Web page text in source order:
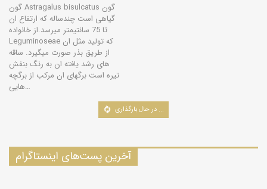
گون Astragalus bisulcatus گون
گیاهی است چندساله كه ارتفاع ان
تا 75 سانتیمتر میرسد.از خانواده
Leguminoseae كه تولید مثل ان
از طریق بذر صورت میگیرد. ساقه
های رشد یافته ان به رنگ بنفش
تیره است برگهای ان مركب از برگچه
هایی…